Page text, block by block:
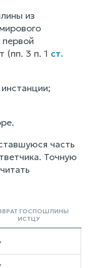
из
(пп. 3 п. 1 ст.
часть
Точную
ГОСПОШЛИНЫ
ИСТЦУ